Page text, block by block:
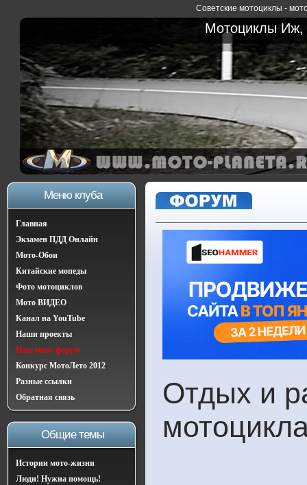
Советские мотоциклы -
Мотоциклы Иж,
Меню клуба
Главная
Экзамен ПДД Онлайн
Мото-Обои
Китайские мопеды
Фото мотоциклов
Мото ВИДЕО
Канал на YouTube
Наши проекты
Наш мото-форум
Конкурс МотоЛето 2012
Разные ссылки
Обратная связь
Общие темы
Истории мото-жизни
Люди! Нужна помощь!
Отдых и